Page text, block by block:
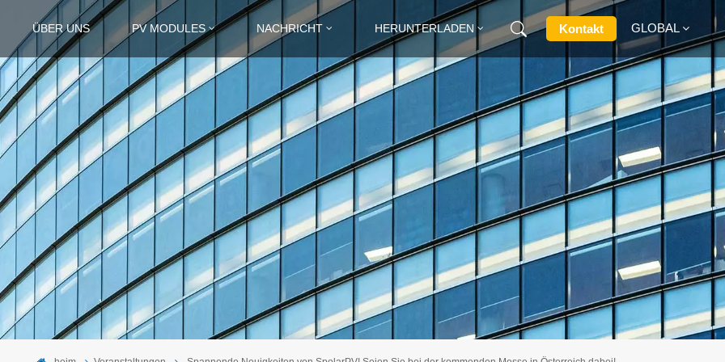
ÜBER UNS PV MODULES NACHRICHT HERUNTERLADEN Kontakt GLOBAL
English
Français
Deutsch
Русский
Italiano
Español